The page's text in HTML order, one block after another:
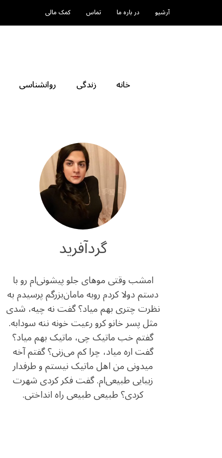
آرشیو در باره ما تماس کمک مالی
خانه زندگی روانشناسی
گردآفرید
امشب وقتی موهای جلو پیشونی‌ام رو با
دستم دولا کردم روبه مامان‌بزرگم پرسیدم به
نظرت چتری بهم میاد؟ گفت نه چیه، شدی
مثل پسر خانو کرو رعیت خونه ننه سودابه.
گفتم خب ماتیک چی، ماتیک بهم میاد؟
گفت اره میاد، چرا کم می‌زنی؟ گفتم آخه
میدونی من اهل ماتیک نیستم و طرفدار
زیبایی طبیعی‌ام. گفت فکر کردی شهرت
کردی؟ طبیعی طبیعی راه انداختی.